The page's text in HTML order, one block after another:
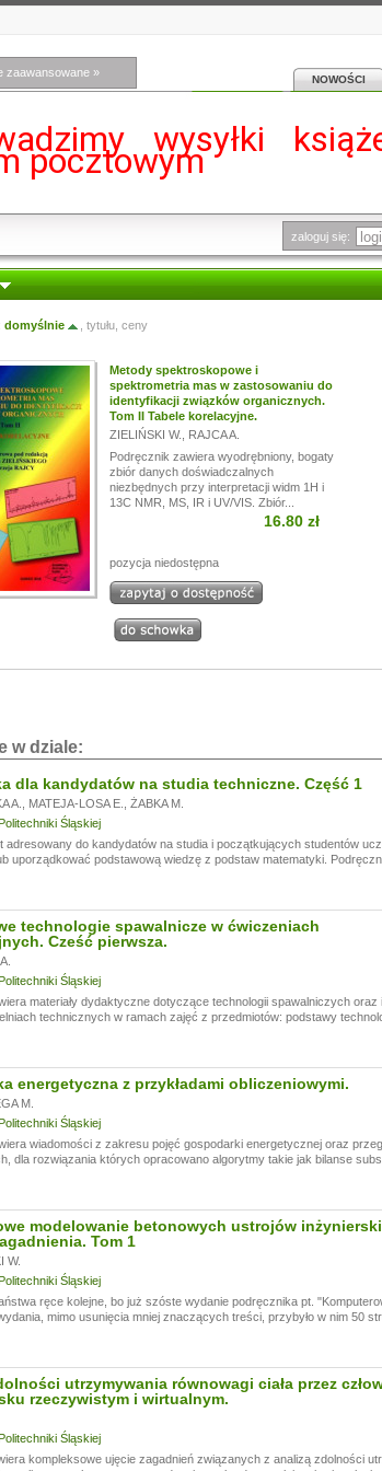
zaawansowane »
NOWOŚCI
wysyłki
pocztowym
wakacyjną, w dniach od
być realizowane z opóźnieniem.
zaloguj się:
domyślnie tytułu, ceny
Metody spektroskopowe i
spektrometria mas w zastosowaniu do
identyfikacji związków organicznych.
Tom II Tabele korelacyjne.
ZIELIŃSKI W.
RAJCA A.
Podręcznik zawiera wyodrębniony, bogaty
zbiór danych doświadczalnych
niezbędnych przy interpretacji widm 1H i
13C NMR, MS, IR i UV/VIS. Zbiór...
16.80 zł
pozycja niedostępna
w dziale:
dla kandydatów na studia techniczne. Część 1
A. MATEJA-LOSA E.
ŻABKA M.
Śląskiej
adresowany do kandydatów na studia i początkujących studentów
uporządkować podstawową wiedzę z podstaw matematyki.
technologie spawalnicze w ćwiczeniach
Cześć pierwsza.
Śląskiej
materiały dydaktyczne dotyczące technologii spawalniczych
technicznych w ramach zajęć z przedmiotów: podstawy
energetyczna z przykładami obliczeniowymi.
M.
Śląskiej
wiadomości z zakresu pojęć gospodarki energetycznej oraz
dla rozwiązania których opracowano algorytmy takie jak bilanse
modelowanie betonowych ustrojów
Tom 1
W.
Śląskiej
ręce kolejne, bo już szóste wydanie podręcznika pt.
mimo usunięcia mniej znaczących treści, przybyło w nim 50
utrzymywania równowagi ciała przez
rzeczywistym i wirtualnym.
Śląskiej
kompleksowe ujęcie zagadnień związanych z analizą zdolności